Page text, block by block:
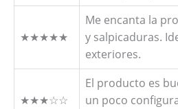
★★★★★
Me encanta la
y salpicaduras.
exteriores.
★★★☆☆
El producto es
un poco